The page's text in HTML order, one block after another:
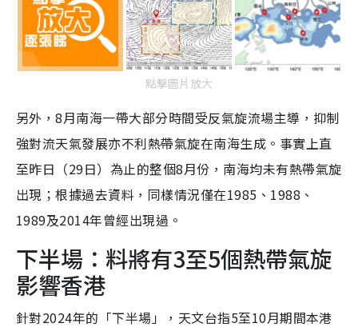
點擊圖片放大
另外，8月南海一帶大部分時間受反氣旋流場主導，抑制
強對流天氣發展亦不利熱帶氣旋在南海生成。事實上直
至昨日（29日）為止的整個8月份，南海均未有熱帶氣旋
出現；根據過去資料，同樣情況僅在1985、1988、
1989及2014年曾經出現過。
下半場：料將有3至5個熱帶氣旋
影響香港
針對2024年的「下半場」，天文台指5至10月期間本港